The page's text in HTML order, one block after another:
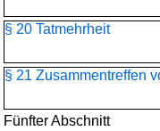
§ 20 Tatmehrheit
§ 21 Zusammentreffen
Fünfter Abschnitt